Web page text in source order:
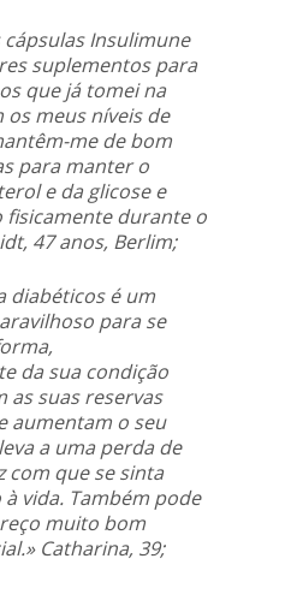
cápsulas Insulimune
suplementos para
que já tomei na
os meus níveis de
me de bom
para manter o
e da glicose e
fisicamente durante o
47 anos, Berlim;
diabéticos é um
para se
da sua condição
as suas reservas
aumentam o seu
a uma perda de
com que se sinta
vida. Também pode
muito bom
Catharina, 39;